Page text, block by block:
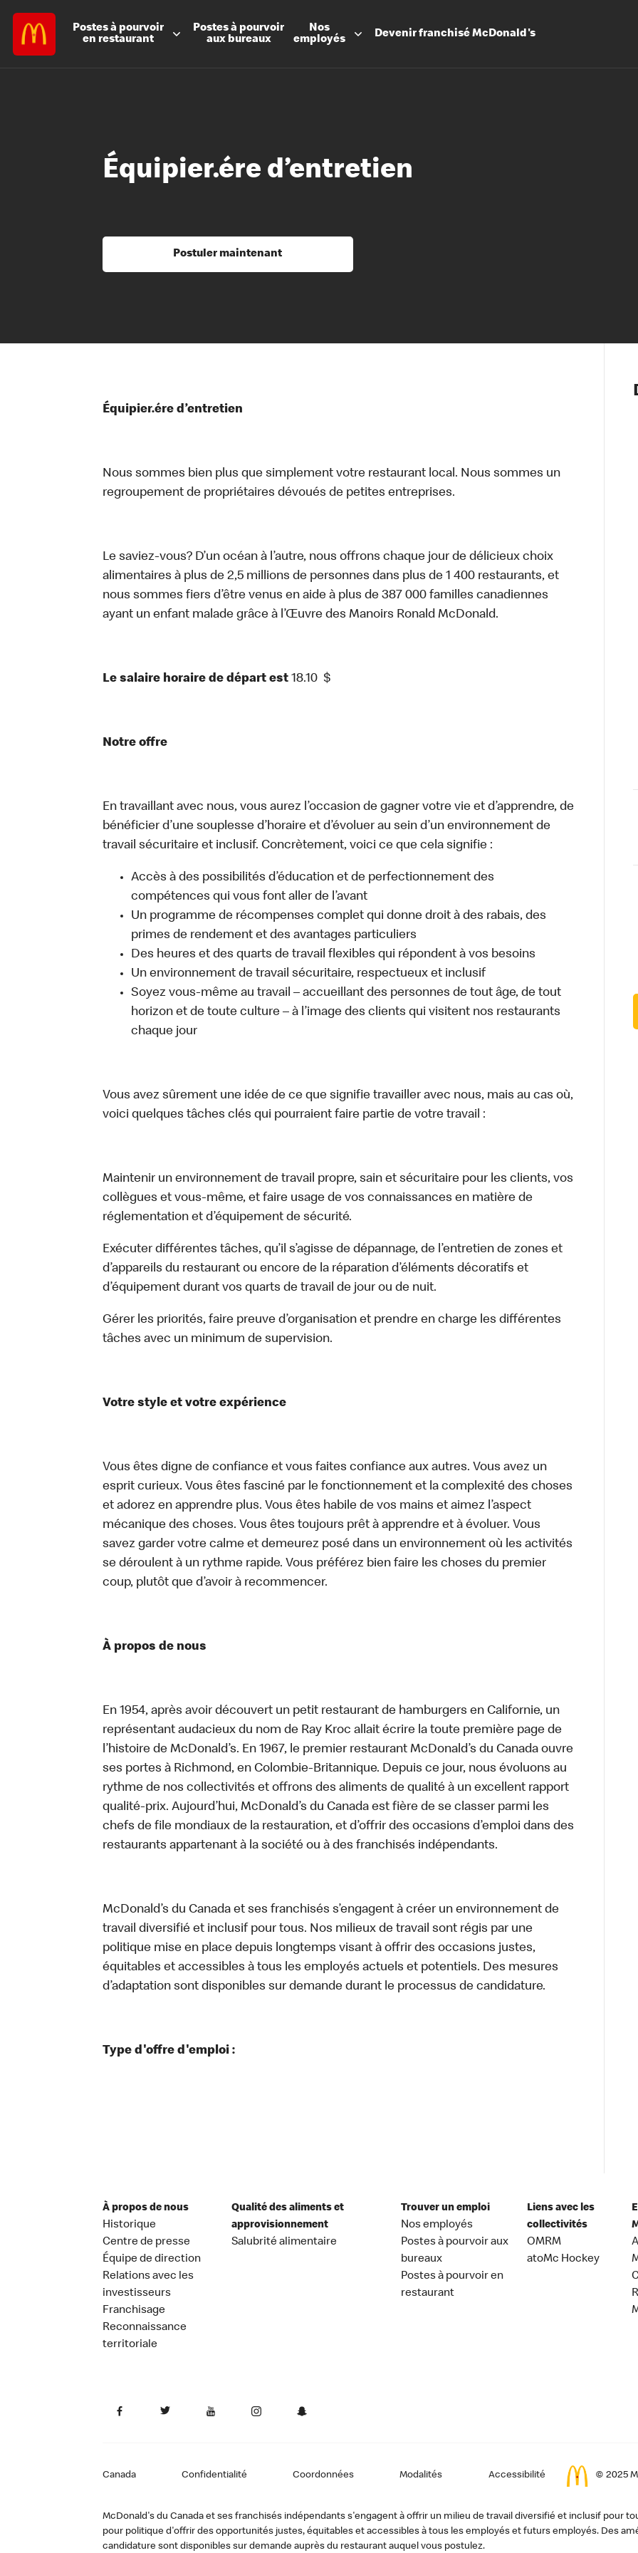
Postes à pourvoir
en restaurant
Postes à pourvoir
aux bureaux
Nos
employés
DevenirfranchiséMcDonald's
Les
Notre
Nos
Santé et
Équipier.ére d’entretien
Postuler maintenant
Équipier.ére d’entretien
Nous sommes bien plus que simplement votre restaurant local. Nous sommes un
regroupement de propriétaires dévoués de petites entreprises.
Le saviez-vous? D’un océan à l’autre, nous offrons chaque jour de délicieux choix
alimentaires à plus de 2,5 millions de personnes dans plus de 1 400 restaurants, et
nous sommes fiers d’être venus en aide à plus de 387 000 familles canadiennes
ayant un enfant malade grâce à l’Œuvre des Manoirs Ronald McDonald.
Le salaire horaire de départ est 18.10 $
Notre offre
En travaillant avec nous, vous aurez l’occasion de gagner votre vie et d’apprendre, de
bénéficier d’une souplesse d’horaire et d’évoluer au sein d’un environnement de
travail sécuritaire et inclusif. Concrètement, voici ce que cela signifie :
Accès à des possibilités d’éducation et de perfectionnement des
compétences qui vous font aller de l’avant
Un programme de récompenses complet qui donne droit à des rabais, des
primes de rendement et des avantages particuliers
Des heures et des quarts de travail flexibles qui répondent à vos besoins
Un environnement de travail sécuritaire, respectueux et inclusif
Soyez vous-même au travail – accueillant des personnes de tout âge, de tout
horizon et de toute culture – à l’image des clients qui visitent nos restaurants
chaque jour
Vous avez sûrement une idée de ce que signifie travailler avec nous, mais au cas où,
voici quelques tâches clés qui pourraient faire partie de votre travail :
Maintenir un environnement de travail propre, sain et sécuritaire pour les clients, vos
collègues et vous-même, et faire usage de vos connaissances en matière de
réglementation et d’équipement de sécurité.
Exécuter différentes tâches, qu’il s’agisse de dépannage, de l’entretien de zones et
d’appareils du restaurant ou encore de la réparation d’éléments décoratifs et
d’équipement durant vos quarts de travail de jour ou de nuit.
Gérer les priorités, faire preuve d’organisation et prendre en charge les différentes
tâches avec un minimum de supervision.
Votre style et votre expérience
Vous êtes digne de confiance et vous faites confiance aux autres. Vous avez un
esprit curieux. Vous êtes fasciné par le fonctionnement et la complexité des choses
et adorez en apprendre plus. Vous êtes habile de vos mains et aimez l’aspect
mécanique des choses. Vous êtes toujours prêt à apprendre et à évoluer. Vous
savez garder votre calme et demeurez posé dans un environnement où les activités
se déroulent à un rythme rapide. Vous préférez bien faire les choses du premier
coup, plutôt que d’avoir à recommencer.
À propos de nous
En 1954, après avoir découvert un petit restaurant de hamburgers en Californie, un
représentant audacieux du nom de Ray Kroc allait écrire la toute première page de
l’histoire de McDonald’s. En 1967, le premier restaurant McDonald’s du Canada ouvre
ses portes à Richmond, en Colombie-Britannique. Depuis ce jour, nous évoluons au
rythme de nos collectivités et offrons des aliments de qualité à un excellent rapport
qualité-prix. Aujourd’hui, McDonald’s du Canada est fière de se classer parmi les
chefs de file mondiaux de la restauration, et d’offrir des occasions d’emploi dans des
restaurants appartenant à la société ou à des franchisés indépendants.
McDonald’s du Canada et ses franchisés s’engagent à créer un environnement de
travail diversifié et inclusif pour tous. Nos milieux de travail sont régis par une
politique mise en place depuis longtemps visant à offrir des occasions justes,
équitables et accessibles à tous les employés actuels et potentiels. Des mesures
d’adaptation sont disponibles sur demande durant le processus de candidature.
Type d'offre d'emploi :
À propos de nous
Historique
Centre de presse
Équipe de direction
Relations avec les
investisseurs
Franchisage
Reconnaissance
territoriale
Qualité des aliments et
approvisionnement
Salubrité alimentaire
Trouver un emploi
Nos employés
Postes à pourvoir aux
bureaux
Postes à pourvoir en
restaurant
Liens avec les
collectivités
OMRM
atoMc Hockey
Canada Confidentialité Coordonnées Modalités Accessibilité © 2025
McDonald's du Canada et ses franchisés indépendants s'engagent à offrir un milieu de travail diversifié et inclusif pour
pour politique d'offrir des opportunités justes, équitables et accessibles à tous les employés et futurs employés. Des
candidature sont disponibles sur demande auprès du restaurant auquel vous postulez.